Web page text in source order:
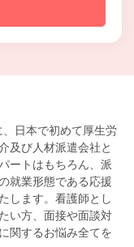
、日本で初めて厚生労
及び人材派遣会社と
ートはもちろん、派
就業形態である応援
します。看護師とし
い方、面接や面談対
関するお悩み全てを